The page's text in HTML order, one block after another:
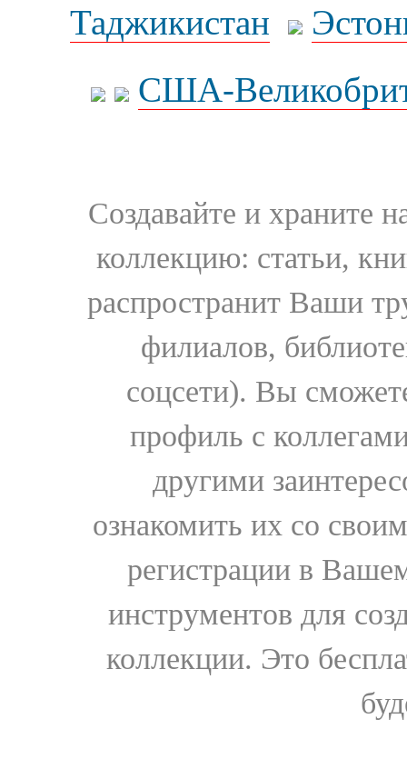
Таджикистан
США-
Создавайте и храните
коллекцию: статьи,
распространит Ваши
филиалов,
соцсети). Вы
профиль с
другими
ознакомить их со
регистрации в
инструментов для
коллекции. Это